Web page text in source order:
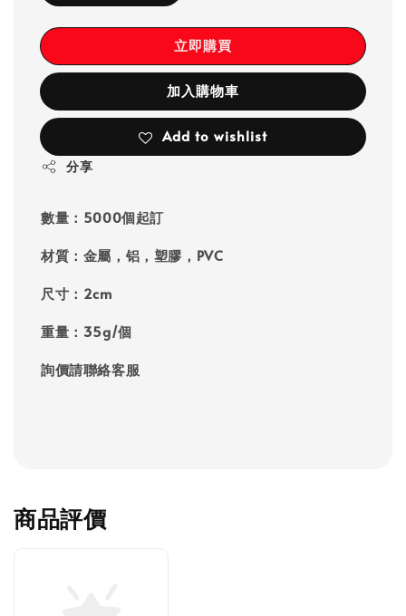
立即購買
加入購物車
Add to wishlist
分享
數量：5000個起訂
材質：金屬，铝，塑膠，PVC
尺寸：2cm
重量：35g/個
詢價請聯絡客服
商品評價